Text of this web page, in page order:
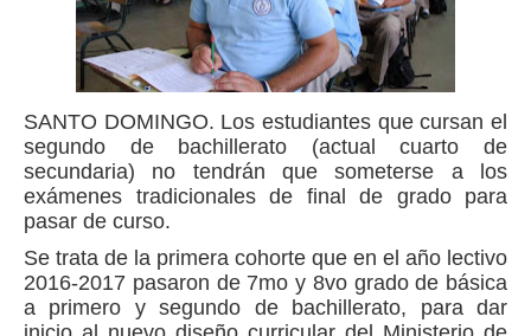
SANTO DOMINGO. Los estudiantes que cursan el
segundo de bachillerato (actual cuarto de
secundaria) no tendrán que someterse a los
exámenes tradicionales de final de grado para
pasar de curso.
Se trata de la primera cohorte que en el año lectivo
2016-2017 pasaron de 7mo y 8vo grado de básica
a primero y segundo de bachillerato, para dar